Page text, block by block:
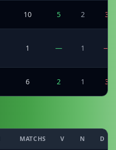
10 5 2 3
1 — 1 —
6 2 1 3
MATCHS V N D